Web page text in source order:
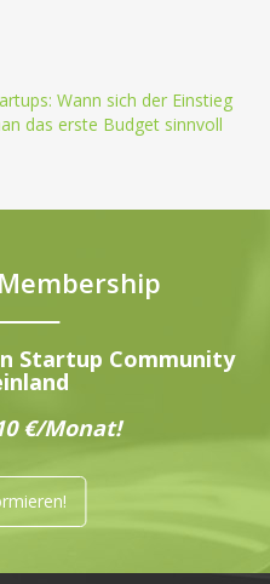
Wann sich der Einstieg
das erste Budget sinnvoll
Startup Community
€/Monat!